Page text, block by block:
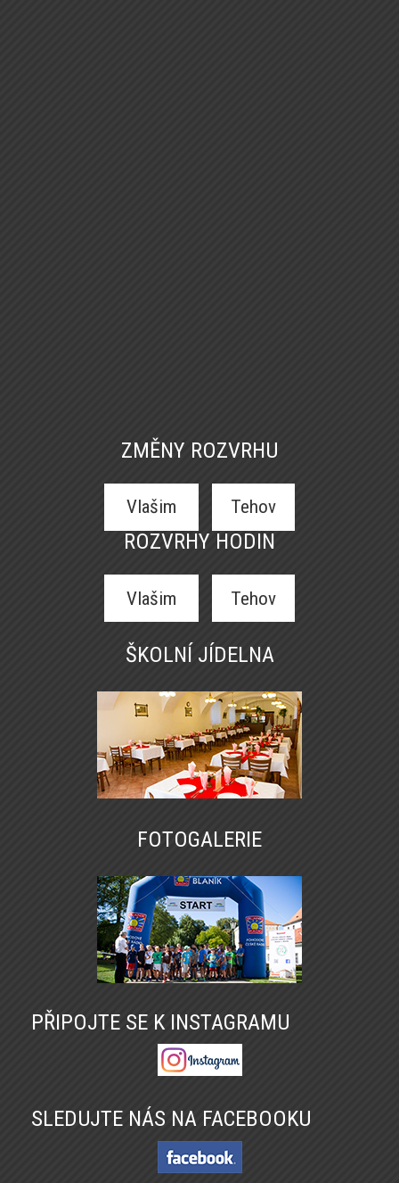
ZMĚNY ROZVRHU
Vlašim Tehov
ROZVRHY HODIN
Vlašim Tehov
ŠKOLNÍ JÍDELNA
FOTOGALERIE
PŘIPOJTE SE K INSTAGRAMU
SLEDUJTE NÁS NA FACEBOOKU